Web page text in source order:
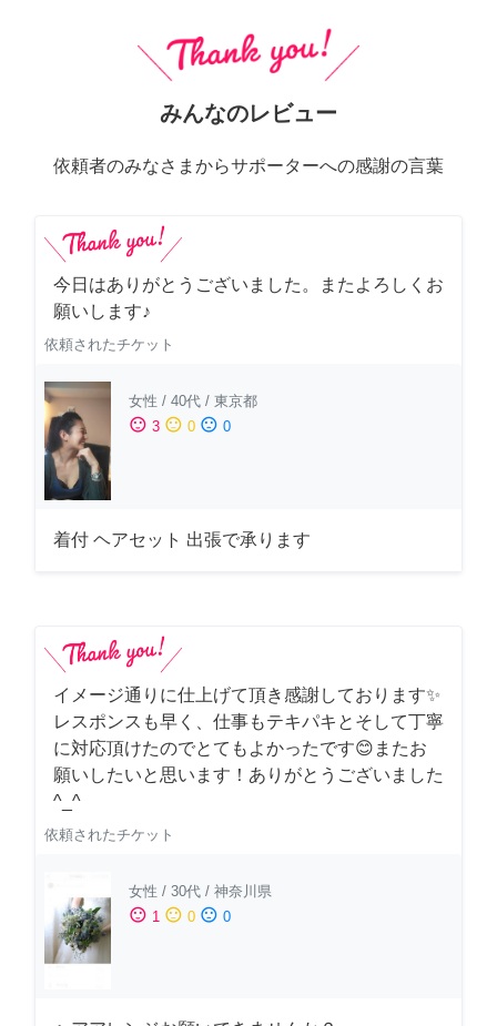
みんなのレビュー
依頼者のみなさまからサポーターへの感謝の言葉
今日はありがとうございました。またよろしくお
願いします♪
依頼されたチケット
女性 / 40代 / 東京都
sentiment_satisfied 3 sentiment_neutral 0 sentiment_dissatisfied 0
着付 ヘアセット 出張で承ります
イメージ通りに仕上げて頂き感謝しております✨
レスポンスも早く、仕事もテキパキとそして丁寧
に対応頂けたのでとてもよかったです😊またお
願いしたいと思います！ありがとうございました
^_^
依頼されたチケット
女性 / 30代 / 神奈川県
sentiment_satisfied 1 sentiment_neutral 0 sentiment_dissatisfied 0